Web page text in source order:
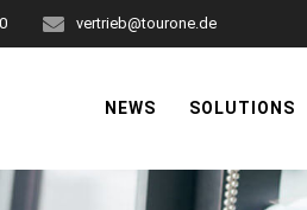
vertrieb@tourone.de
NEWS SOLUTIONS